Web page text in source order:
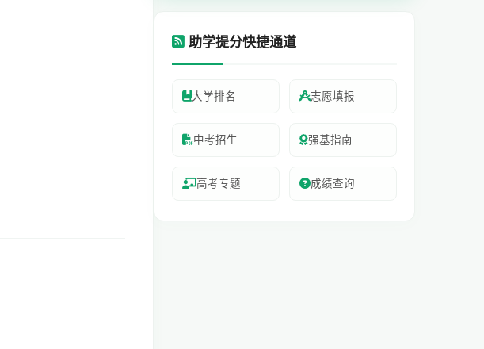
助学提分快捷通道
大学排名 志愿填报
中考招生 强基指南
高考专题 成绩查询